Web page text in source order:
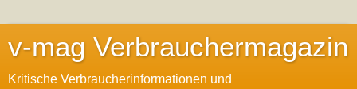
v-mag Verbrauchermagazin
Kritische Verbraucherinformationen und